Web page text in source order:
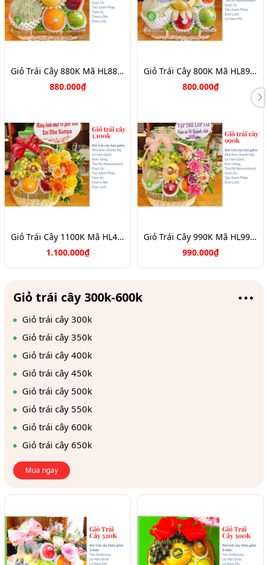
Giỏ Trái Cây 880K Mã HL8888
880.000₫
Giỏ Trái Cây 1100K Mã HL4116
1.100.000₫
Giỏ Trái Cây 800K Mã HL8902
800.000₫
Giỏ Trái Cây 990K Mã HL9902
990.000₫
Giỏ trái cây 300k-600k
Giỏ trái cây 300k
Giỏ trái cây 350k
Giỏ trái cây 400k
Giỏ trái cây 450k
Giỏ trái cây 500k
Giỏ trái cây 550k
Giỏ trái cây 600k
Giỏ trái cây 650k
Mua ngay